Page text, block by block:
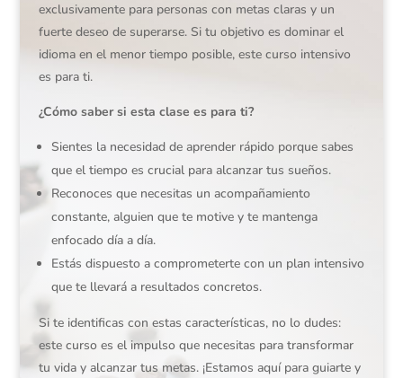
exclusivamente para personas con metas claras y un
fuerte deseo de superarse. Si tu objetivo es dominar el
idioma en el menor tiempo posible, este curso intensivo
es para ti.
¿Cómo saber si esta clase es para ti?
Sientes la necesidad de aprender rápido porque sabes
que el tiempo es crucial para alcanzar tus sueños.
Reconoces que necesitas un acompañamiento
constante, alguien que te motive y te mantenga
enfocado día a día.
Estás dispuesto a comprometerte con un plan intensivo
que te llevará a resultados concretos.
Si te identificas con estas características, no lo dudes:
este curso es el impulso que necesitas para transformar
tu vida y alcanzar tus metas. ¡Estamos aquí para guiarte y